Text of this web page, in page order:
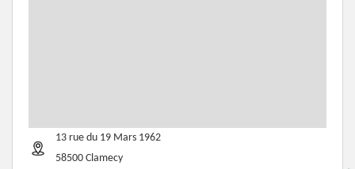
13 rue du 19 Mars 1962
58500 Clamecy